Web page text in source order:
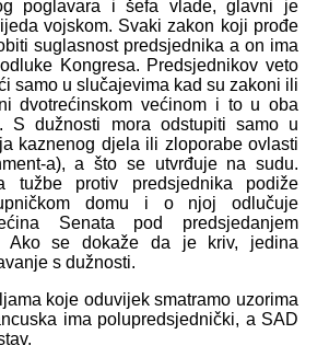
poglavara i šefa vlade, glavni je
vojskom. Svaki zakon koji prođe
suglasnost predsjednika a on ima
Kongresa. Predsjednikov veto
samo u slučajevima kad su zakoni ili
dvotrećinskom većinom i to u oba
S dužnosti mora odstupiti samo u
kaznenog djela ili zloporabe ovlasti
a), a što se utvrđuje na sudu.
tužbe protiv predsjednika podiže
domu i o njoj odlučuje
Senata pod predsjedanjem
Ako se dokaže da je kriv, jedina
s dužnosti.
koje oduvijek smatramo uzorima
ima polupredsjednički, a SAD